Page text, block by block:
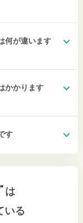
何が違います
かかります
す
は
いる